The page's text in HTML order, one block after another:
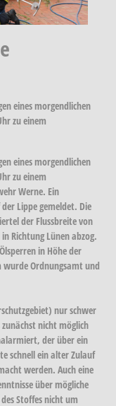
eines morgendlichen
zu einem
eines morgendlichen
zu einem
Werne. Ein
Lippe gemeldet. Die
der Flussbreite von
Richtung Lünen abzog.
in Höhe der
wurde Ordnungsamt und
nur schwer
nicht möglich
der über ein
schnell ein alter Zulauf
werden. Auch eine
über mögliche
Stoffes nicht um